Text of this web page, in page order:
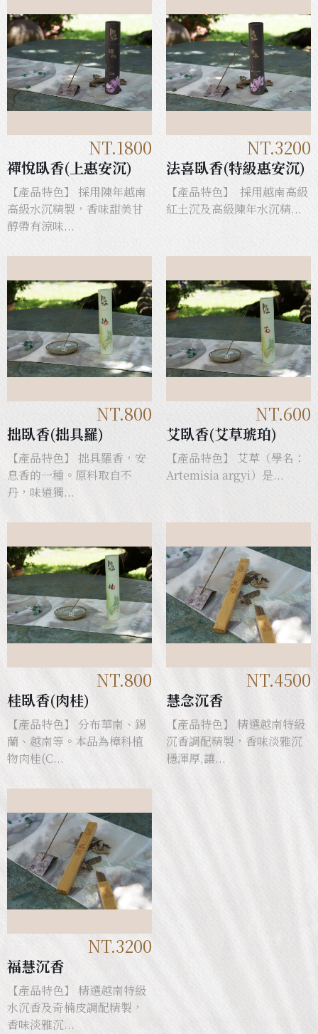
NT.1800
禪悅臥香(上惠安沉)
【產品特色】 採用陳年越南
高級水沉精製，香味甜美甘
醇帶有涼味...
NT.3200
法喜臥香(特級惠安沉)
【產品特色】 採用越南高級
紅土沉及高級陳年水沉精...
NT.800
拙臥香(拙具羅)
【產品特色】 拙具羅香，安
息香的一種。原料取自不
丹，味道獨...
NT.600
艾臥香(艾草琥珀)
【產品特色】 艾草（學名：
Artemisia argyi）是...
NT.800
桂臥香(肉桂)
【產品特色】 分布華南、錫
蘭、越南等。本品為樟科植
物肉桂(C...
NT.4500
慧念沉香
【產品特色】 精選越南特級
沉香調配精製，香味淡雅沉
穩渾厚,讓...
NT.3200
福慧沉香
【產品特色】 精選越南特級
水沉香及奇楠皮調配精製，
香味淡雅沉...